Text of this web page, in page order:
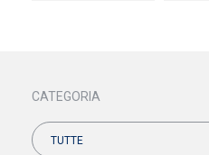
CATEGORIA
TUTTE